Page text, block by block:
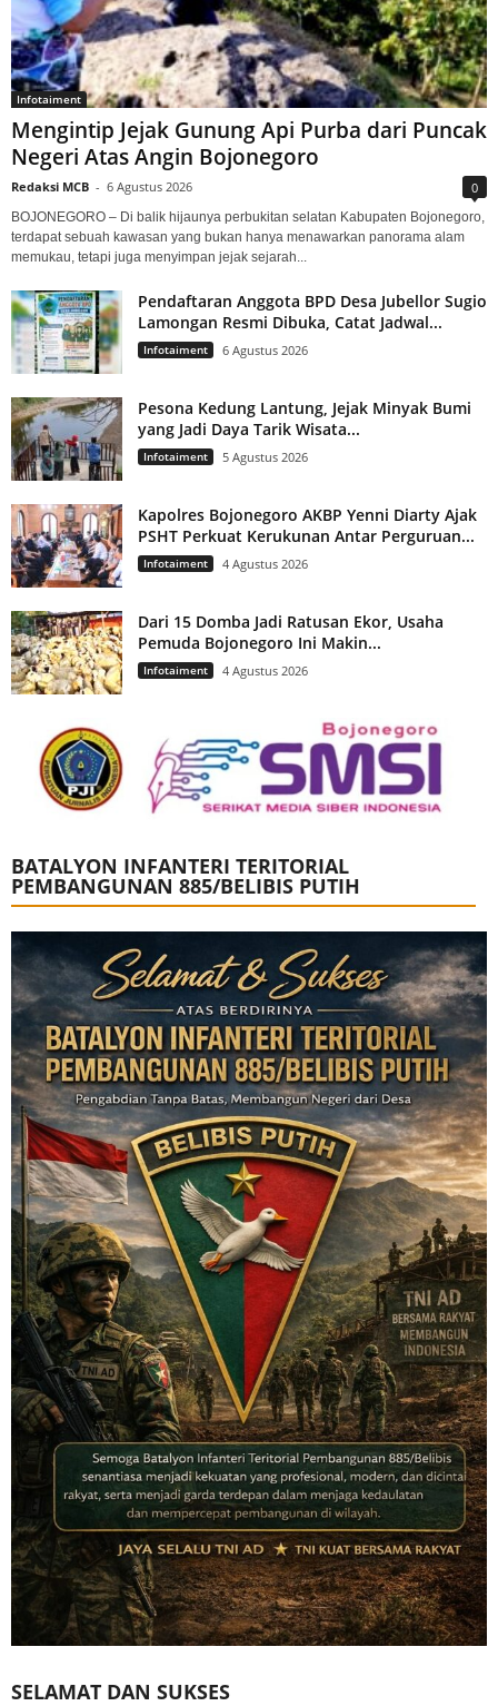
Infotaiment
Mengintip Jejak Gunung Api Purba dari Puncak
Negeri Atas Angin Bojonegoro
Redaksi MCB - 6 Agustus 2026 0
BOJONEGORO – Di balik hijaunya perbukitan selatan Kabupaten Bojonegoro,
terdapat sebuah kawasan yang bukan hanya menawarkan panorama alam
memukau, tetapi juga menyimpan jejak sejarah...
Pendaftaran Anggota BPD Desa Jubellor Sugio
Lamongan Resmi Dibuka, Catat Jadwal...
Infotaiment 6 Agustus 2026
Pesona Kedung Lantung, Jejak Minyak Bumi
yang Jadi Daya Tarik Wisata...
Infotaiment 5 Agustus 2026
Kapolres Bojonegoro AKBP Yenni Diarty Ajak
PSHT Perkuat Kerukunan Antar Perguruan...
Infotaiment 4 Agustus 2026
Dari 15 Domba Jadi Ratusan Ekor, Usaha
Pemuda Bojonegoro Ini Makin...
Infotaiment 4 Agustus 2026
BATALYON INFANTERI TERITORIAL
PEMBANGUNAN 885/BELIBIS PUTIH
SELAMAT DAN SUKSES